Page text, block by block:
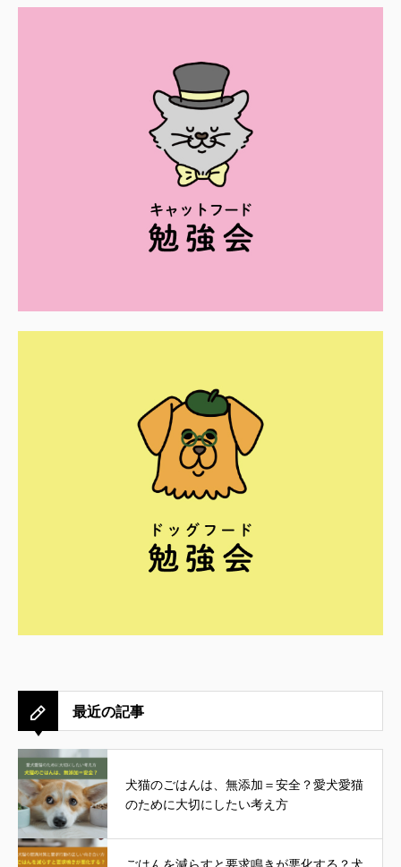
最近の記事
犬猫のごはんは、無添加＝安全？愛犬愛猫
のために大切にしたい考え方
ごはんを減らすと要求鳴きが悪化する？犬